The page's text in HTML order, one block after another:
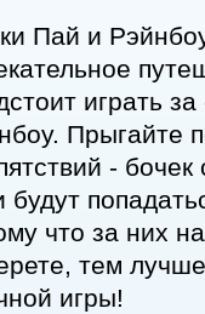
Пай и
играть
Прыгайте
-
будут
что за них
тем
игры!